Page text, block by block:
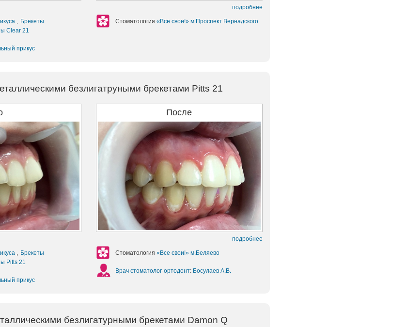
подробнее
, Брекеты
Clear 21
прикус
Стоматология «Все свои!» м.Проспект Вернадского
безлигатруными брекетами Pitts 21
После
подробнее
, Брекеты
Pitts 21
прикус
Стоматология «Все свои!» м.Беляево
Врач стоматолог-ортодонт: Босулаев А.В.
безлигатурными брекетами Damon Q